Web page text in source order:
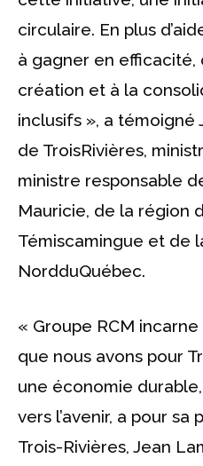
circulaire. En plus
à gagner en efficacité,
création et à la
inclusifs », a témoigné
de TroisRivières,
ministre responsable
Mauricie, de la région
Témiscamingue et de
NordduQuébec.
« Groupe RCM
que nous avons pour
une économie
vers l’avenir, a pour
Trois-Rivières, Jean